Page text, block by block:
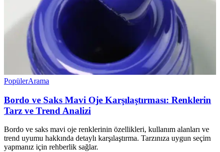
PopülerArama
Bordo ve Saks Mavi Oje Karşılaştırması: Renklerin
Tarz ve Trend Analizi
Bordo ve saks mavi oje renklerinin özellikleri, kullanım alanları ve
trend uyumu hakkında detaylı karşılaştırma. Tarzınıza uygun seçim
yapmanız için rehberlik sağlar.